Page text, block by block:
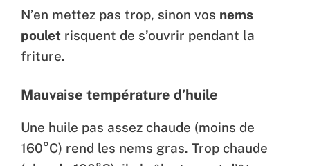
N’en mettez pas trop, sinon vos nems
poulet risquent de s’ouvrir pendant la
friture.
Mauvaise température d’huile
Une huile pas assez chaude (moins de
160°C) rend les nems gras. Trop chaude